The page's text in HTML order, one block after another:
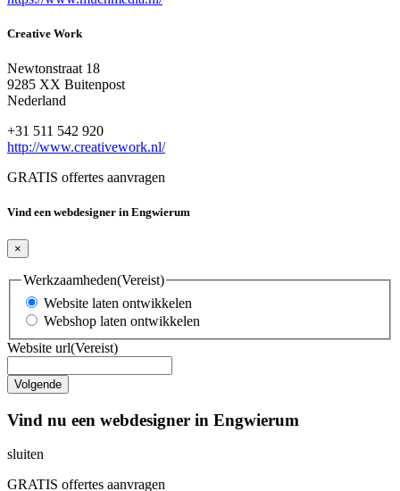
Creative Work
Newtonstraat 18
9285 XX Buitenpost
Nederland
+31 511 542 920
http://www.creativework.nl/
GRATIS offertes aanvragen
Vind een webdesigner in Engwierum
×
Werkzaamheden(Vereist)
Website laten ontwikkelen
Webshop laten ontwikkelen
Website url(Vereist)
Vind nu een webdesigner in Engwierum
sluiten
GRATIS offertes aanvragen